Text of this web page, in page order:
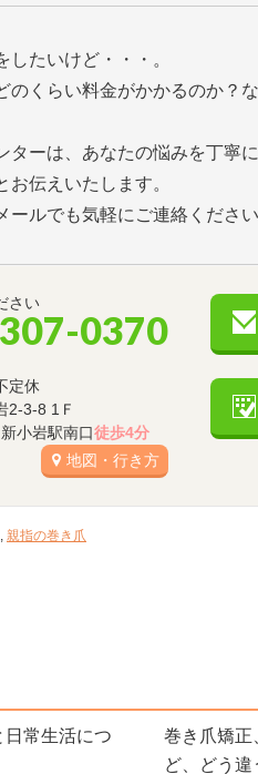
たいけど・・・。
のくらい料金がかかるのか？
ターは、あなたの悩みを丁寧
伝えいたします。
ールでも気軽にご連絡ください
さい
0370
定休
2-3-8 1Ｆ
小岩駅南口徒歩4分
地図・行き方
親指の巻き爪
日常生活につ
巻き爪矯正
ど、どう違